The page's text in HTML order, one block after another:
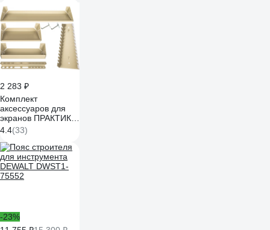
2 283 ₽
Комплект
аксессуаров для
экранов ПРАКТИК
S30299091503
4.4(33)
-23%